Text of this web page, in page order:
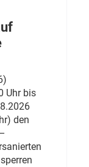
Uhr bis
den